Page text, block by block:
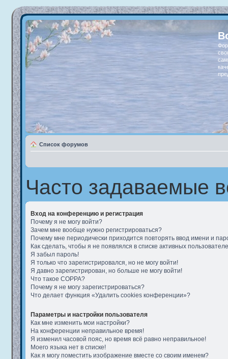
Список форумов
Часто задаваемые
Вход на конференцию и регистрация
Почему я не могу войти?
Зачем мне вообще нужно регистрироваться?
Почему мне периодически приходится повторять ввод имени и
Как сделать, чтобы я не появлялся в списке активных
Я забыл пароль!
Я только что зарегистрировался, но не могу войти!
Я давно зарегистрирован, но больше не могу войти!
Что такое COPPA?
Почему я не могу зарегистрироваться?
Что делает функция «Удалить cookies конференции»?
Параметры и настройки пользователя
Как мне изменить мои настройки?
На конференции неправильное время!
Я изменил часовой пояс, но время всё равно неправильное!
Моего языка нет в списке!
Как я могу поместить изображение вместе со своим именем?